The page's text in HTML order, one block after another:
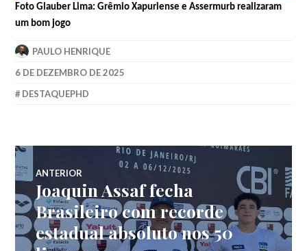
Foto Glauber Lima: Grêmio Xapuriense e Assermurb realizaram
um bom jogo
PAULO HENRIQUE
6 DE DEZEMBRO DE 2025
DESTAQUEPHD
ANTERIOR
Joaquin Assaf fecha
Brasileiro com recorde
estadual absoluto nos 50